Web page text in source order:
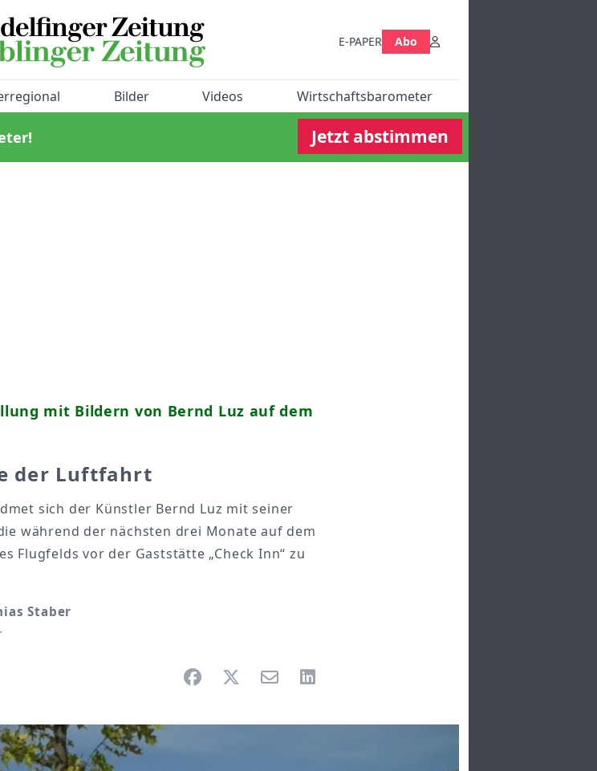
E-PAPER Abo
Bilder Videos Wirtschaftsbarometer
Jetzt abstimmen
mit Bildern von Bernd Luz auf dem
der Luftfahrt
sich der Künstler Bernd Luz mit seiner
während der nächsten drei Monate auf dem
Flugfelds vor der Gaststätte „Check Inn“ zu
Staber